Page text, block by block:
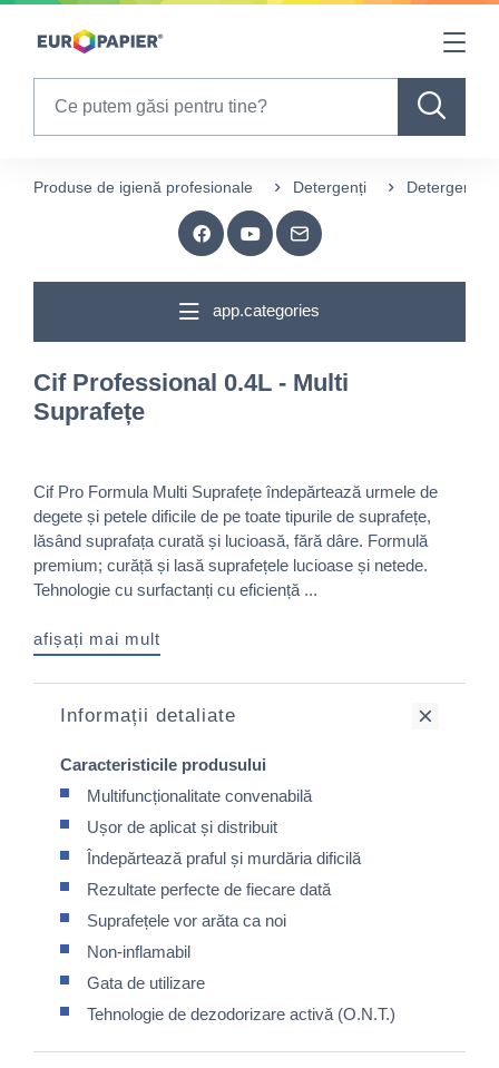
Table Of Content
Produse de igienă profesionale Detergenți Detergenți
app.categories
Cif Professional 0.4L - Multi
Suprafețe
Cif Pro Formula Multi Suprafețe îndepărtează urmele de
degete și petele dificile de pe toate tipurile de suprafețe,
lăsând suprafața curată și lucioasă, fără dâre. Formulă
premium; curăță și lasă suprafețele lucioase și netede.
Tehnologie cu surfactanți cu eficiență ...
afișați mai mult
Informații detaliate
Caracteristicile produsului
Multifuncționalitate convenabilă
Ușor de aplicat și distribuit
Îndepărtează praful și murdăria dificilă
Rezultate perfecte de fiecare dată
Suprafețele vor arăta ca noi
Non-inflamabil
Gata de utilizare
Tehnologie de dezodorizare activă (O.N.T.)